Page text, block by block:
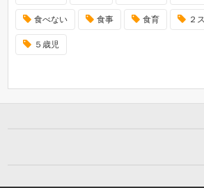
食べない 食事 食育 ２
５歳児